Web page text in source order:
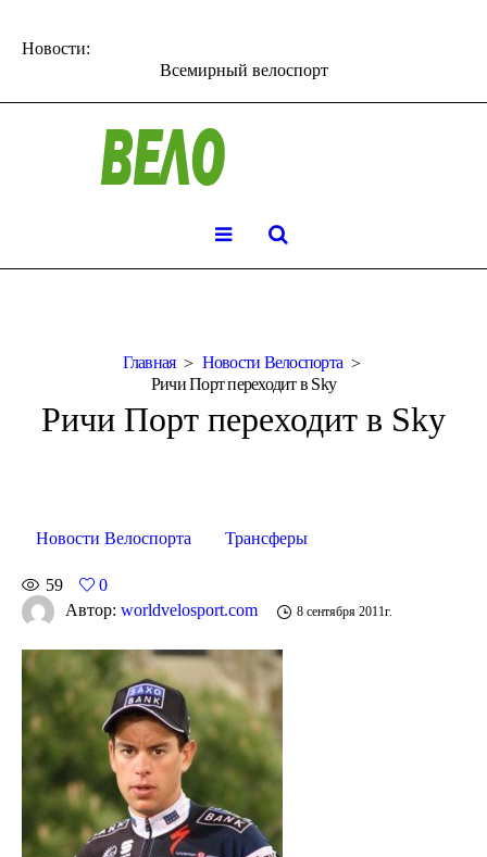
Новости:
Всемирный велоспорт
Главная
Новости Велоспорта
Ричи Порт переходит в Sky
Ричи Порт переходит в Sky
Новости Велоспорта Трансферы
59
0
Автор: worldvelosport.com 8 сентября 2011г.